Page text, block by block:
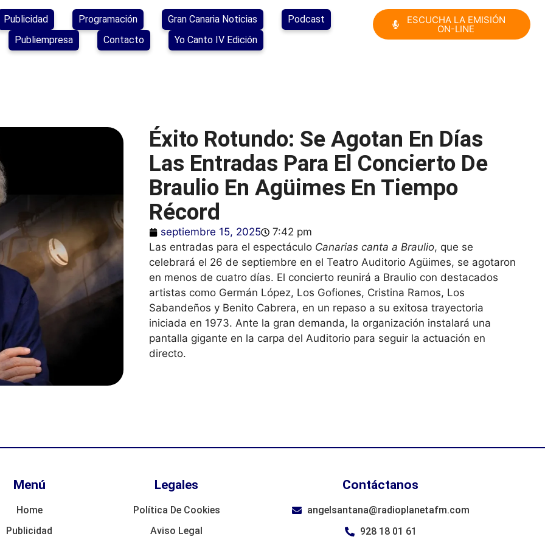
Publicidad Programación Gran Canaria Noticias
Podcast
Publiempresa
Contacto Yo Canto IV Edición
ESCUCHA LA EMISIÓN
ON-LINE
Éxito Rotundo: Se Agotan En Días
Las Entradas Para El Concierto De
Braulio En Agüimes En Tiempo
Récord
septiembre 15, 2025
7:42 pm
Las entradas para el espectáculo Canarias canta a Braulio, que se
celebrará el 26 de septiembre en el Teatro Auditorio Agüimes, se agotaron
en menos de cuatro días. El concierto reunirá a Braulio con destacados
artistas como Germán López, Los Gofiones, Cristina Ramos, Los
Sabandeños y Benito Cabrera, en un repaso a su exitosa trayectoria
iniciada en 1973. Ante la gran demanda, la organización instalará una
pantalla gigante en la carpa del Auditorio para seguir la actuación en
directo.
Menú
Home
Publicidad
Legales
Política De Cookies
Aviso Legal
Contáctanos
angelsantana@radioplanetafm.com
928 18 01 61